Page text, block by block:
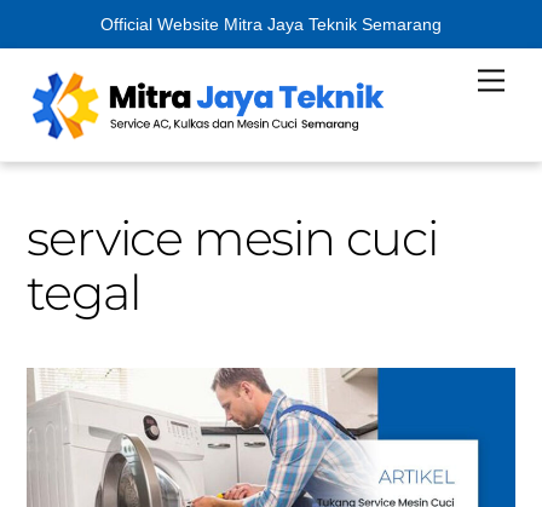
Official Website Mitra Jaya Teknik Semarang
content
service mesin cuci
tegal